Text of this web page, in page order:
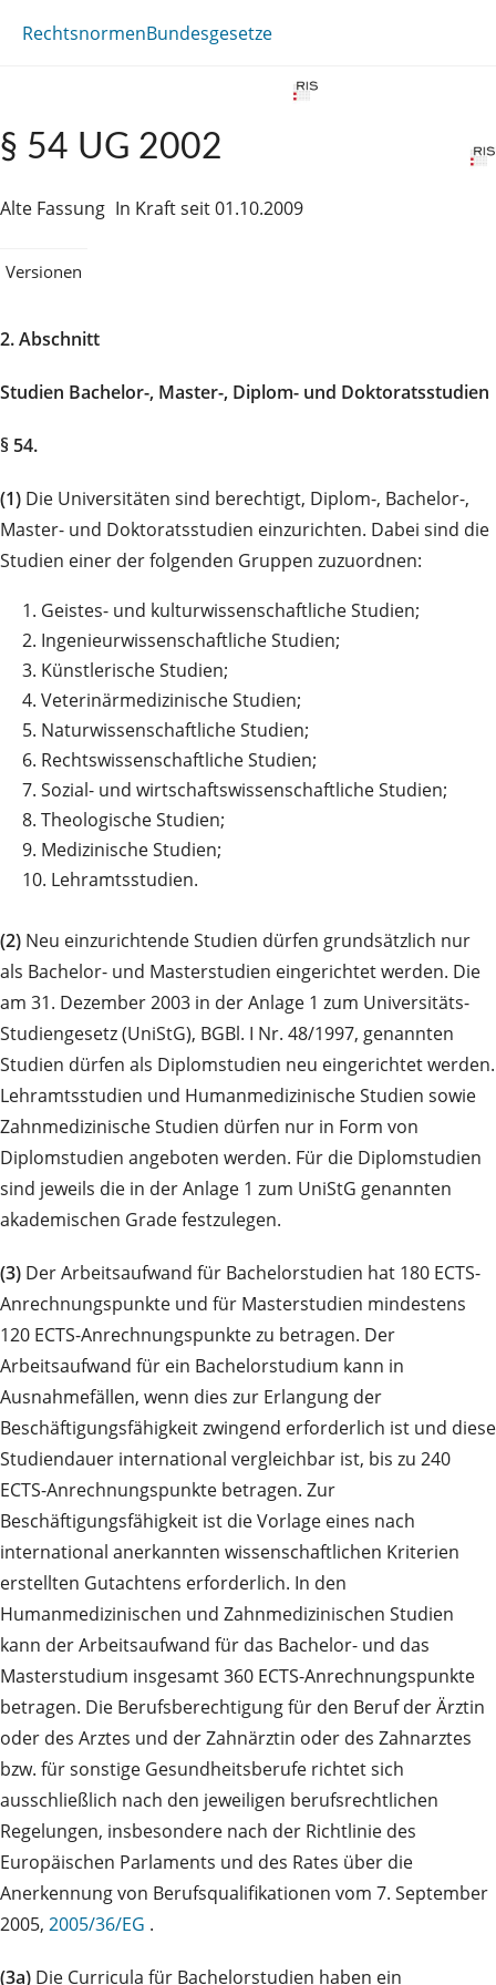
RechtsnormenBundesgesetze
§ 54 UG 2002
Alte Fassung In Kraft seit 01.10.2009
Versionen
2. Abschnitt
Studien Bachelor-, Master-, Diplom- und Doktoratsstudien
§ 54.
(1) Die Universitäten sind berechtigt, Diplom-, Bachelor-,
Master- und Doktoratsstudien einzurichten. Dabei sind die
Studien einer der folgenden Gruppen zuzuordnen:
1. Geistes- und kulturwissenschaftliche Studien;
2. Ingenieurwissenschaftliche Studien;
3. Künstlerische Studien;
4. Veterinärmedizinische Studien;
5. Naturwissenschaftliche Studien;
6. Rechtswissenschaftliche Studien;
7. Sozial- und wirtschaftswissenschaftliche Studien;
8. Theologische Studien;
9. Medizinische Studien;
10. Lehramtsstudien.
(2) Neu einzurichtende Studien dürfen grundsätzlich nur
als Bachelor- und Masterstudien eingerichtet werden. Die
am 31. Dezember 2003 in der Anlage 1 zum Universitäts-
Studiengesetz (UniStG), BGBl. I Nr. 48/1997, genannten
Studien dürfen als Diplomstudien neu eingerichtet werden.
Lehramtsstudien und Humanmedizinische Studien sowie
Zahnmedizinische Studien dürfen nur in Form von
Diplomstudien angeboten werden. Für die Diplomstudien
sind jeweils die in der Anlage 1 zum UniStG genannten
akademischen Grade festzulegen.
(3) Der Arbeitsaufwand für Bachelorstudien hat 180 ECTS-
Anrechnungspunkte und für Masterstudien mindestens
120 ECTS-Anrechnungspunkte zu betragen. Der
Arbeitsaufwand für ein Bachelorstudium kann in
Ausnahmefällen, wenn dies zur Erlangung der
Beschäftigungsfähigkeit zwingend erforderlich ist und diese
Studiendauer international vergleichbar ist, bis zu 240
ECTS-Anrechnungspunkte betragen. Zur
Beschäftigungsfähigkeit ist die Vorlage eines nach
international anerkannten wissenschaftlichen Kriterien
erstellten Gutachtens erforderlich. In den
Humanmedizinischen und Zahnmedizinischen Studien
kann der Arbeitsaufwand für das Bachelor- und das
Masterstudium insgesamt 360 ECTS-Anrechnungspunkte
betragen. Die Berufsberechtigung für den Beruf der Ärztin
oder des Arztes und der Zahnärztin oder des Zahnarztes
bzw. für sonstige Gesundheitsberufe richtet sich
ausschließlich nach den jeweiligen berufsrechtlichen
Regelungen, insbesondere nach der Richtlinie des
Europäischen Parlaments und des Rates über die
Anerkennung von Berufsqualifikationen vom 7. September
2005, 2005/36/EG .
(3a) Die Curricula für Bachelorstudien haben ein